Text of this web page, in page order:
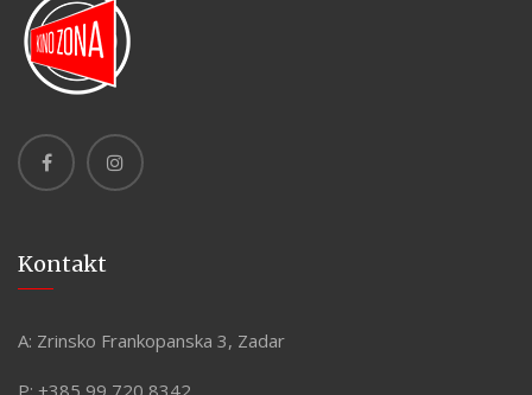
Kontakt
A: Zrinsko Frankopanska 3, Zadar